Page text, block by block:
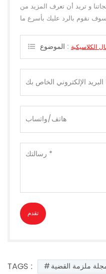
و تريد أن تعرف المزيد من
نقوم بالرد عليك بأسرع ما
الموضوع :
TAGS : ملزمة القضية